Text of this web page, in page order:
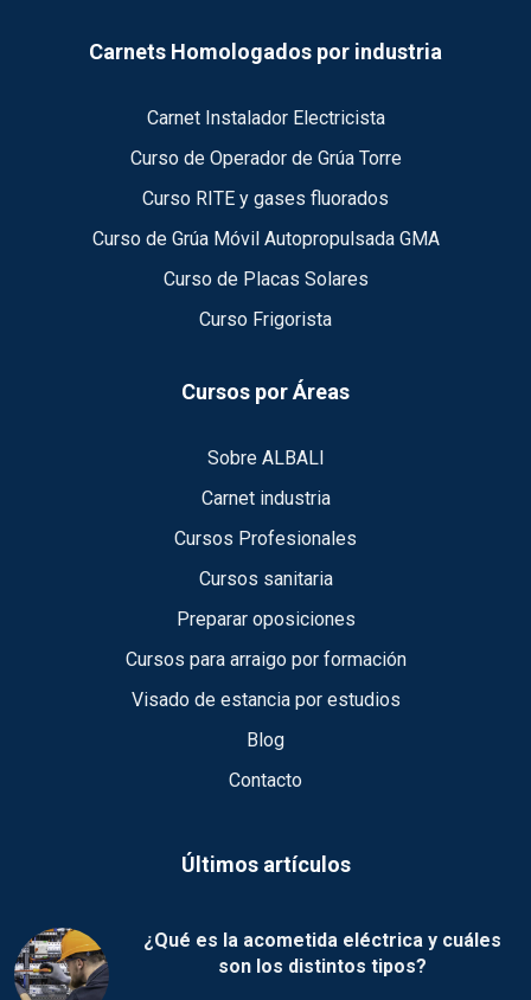
Carnets Homologados por industria
Carnet Instalador Electricista
Curso de Operador de Grúa Torre
Curso RITE y gases fluorados
Curso de Grúa Móvil Autopropulsada GMA
Curso de Placas Solares
Curso Frigorista
Cursos por Áreas
Sobre ALBALI
Carnet industria
Cursos Profesionales
Cursos sanitaria
Preparar oposiciones
Cursos para arraigo por formación
Visado de estancia por estudios
Blog
Contacto
Últimos artículos
¿Qué es la acometida eléctrica y cuáles
son los distintos tipos?